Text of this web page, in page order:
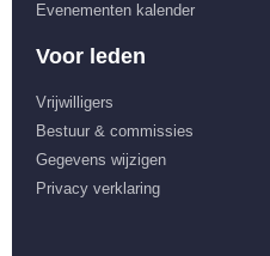
Evenementen kalender
Voor leden
Vrijwilligers
Bestuur & commissies
Gegevens wijzigen
Privacy verklaring